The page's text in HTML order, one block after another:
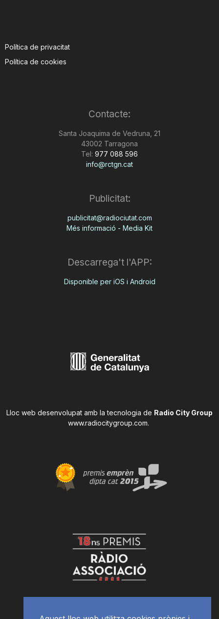
Política de privacitat
Política de cookies
Contacte:
Santa Joaquima de Vedruna, 21
43002 Tarragona
Tel: 977 088 596
info@rctgn.cat
Publicitat:
publicitat@radiociutat.com
Més informació - Media Kit
Descarrega't l'APP:
Disponible per iOS i Android
Lloc web desenvolupat amb la tecnologia de Radio City Group
www.radiocitygroup.com.